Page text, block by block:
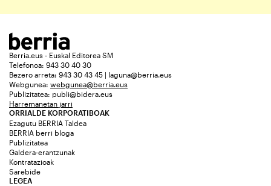
Berria.eus - Euskal Editorea SM
Telefonoa: 943 30 40 30
Bezero arreta: 943 30 43 45 | laguna@berria.eus
Webgunea: webgunea@berria.eus
Publizitatea: publi@bidera.eus
Harremanetan jarri
ORRIALDE KORPORATIBOAK
Ezagutu BERRIA Taldea
BERRIA berri bloga
Publizitatea
Galdera-erantzunak
Kontratazioak
Sarebide
LEGEA